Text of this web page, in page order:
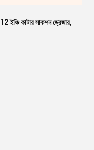
12 ইঞ্চি কাটার সাকশন ড্রেজার,